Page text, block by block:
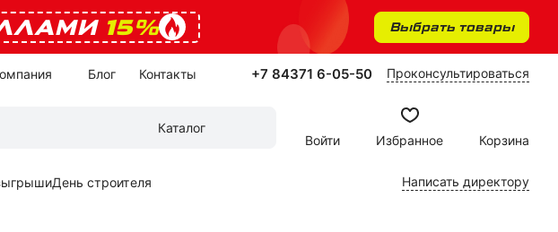
15% Выбрать товары
Блог Контакты +7 84371 6-05-50 Проконсультироваться
Каталог
Войти
Избранное Корзина
День строителя Написать директору